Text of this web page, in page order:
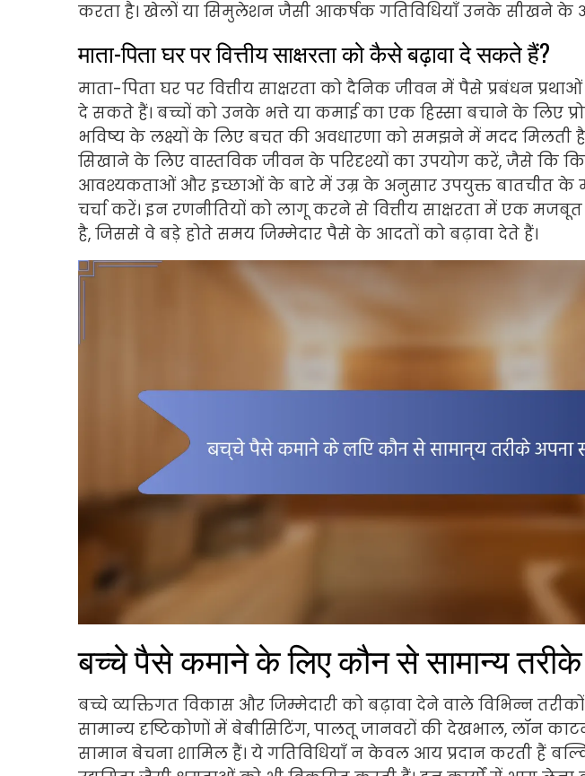
करता है। खेलों या सिमुलेशन जैसी आकर्षक गतिविधियाँ उनके सीखने के
माता-पिता घर पर वित्तीय साक्षरता को कैसे बढ़ावा दे सकते हैं?
माता-पिता घर पर वित्तीय साक्षरता को दैनिक जीवन में पैसे प्रबंधन
दे सकते हैं। बच्चों को उनके भत्ते या कमाई का एक हिस्सा बचाने के लिए
भविष्य के लक्ष्यों के लिए बचत की अवधारणा को समझने में मदद मिलती
सिखाने के लिए वास्तविक जीवन के परिदृश्यों का उपयोग करें, जैसे कि
आवश्यकताओं और इच्छाओं के बारे में उम्र के अनुसार उपयुक्त बातचीत के
चर्चा करें। इन रणनीतियों को लागू करने से वित्तीय साक्षरता में एक
है, जिससे वे बड़े होते समय जिम्मेदार पैसे के आदतों को बढ़ावा देते हैं।
बच्चे पैसे कमाने के लिए कौन से सामान्य
बच्चे व्यक्तिगत विकास और जिम्मेदारी को बढ़ावा देने वाले विभिन्न
सामान्य दृष्टिकोणों में बेबीसिटिंग, पालतू जानवरों की देखभाल, लॉन
सामान बेचना शामिल हैं। ये गतिविधियाँ न केवल आय प्रदान करती हैं